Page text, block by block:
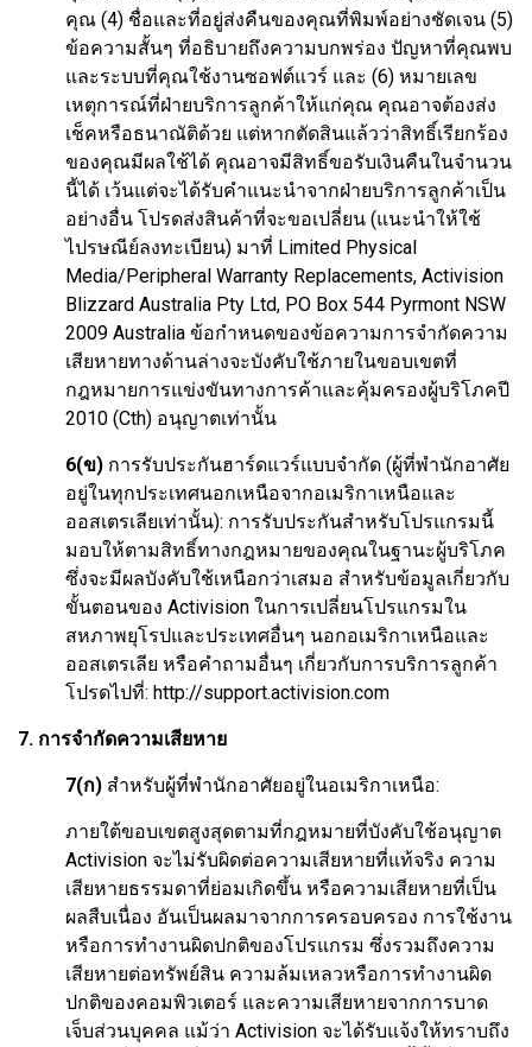
คุณ (4) ชื่อและที่อยู่ส่งคืนของคุณที่พิมพ์อย่างชัดเจน (5)
ข้อความสั้นๆ ที่อธิบายถึงความบกพร่อง ปัญหาที่คุณพบ
และระบบที่คุณใช้งานซอฟต์แวร์ และ (6) หมายเลข
เหตุการณ์ที่ฝ่ายบริการลูกค้าให้แก่คุณ คุณอาจต้องส่ง
เช็คหรือธนาณัติด้วย แต่หากตัดสินแล้วว่าสิทธิ์เรียกร้อง
ของคุณมีผลใช้ได้ คุณอาจมีสิทธิ์ขอรับเงินคืนในจำนวน
นี้ได้ เว้นแต่จะได้รับคำแนะนำจากฝ่ายบริการลูกค้าเป็น
อย่างอื่น โปรดส่งสินค้าที่จะขอเปลี่ยน (แนะนำให้ใช้
ไปรษณีย์ลงทะเบียน) มาที่ Limited Physical
Media/Peripheral Warranty Replacements, Activision
Blizzard Australia Pty Ltd, PO Box 544 Pyrmont NSW
2009 Australia ข้อกำหนดของข้อความการจำกัดความ
เสียหายทางด้านล่างจะบังคับใช้ภายในขอบเขตที่
กฎหมายการแข่งขันทางการค้าและคุ้มครองผู้บริโภคปี
2010 (Cth) อนุญาตเท่านั้น
6(ข) การรับประกันฮาร์ดแวร์แบบจำกัด (ผู้ที่พำนักอาศัย
อยู่ในทุกประเทศนอกเหนือจากอเมริกาเหนือและ
ออสเตรเลียเท่านั้น): การรับประกันสำหรับโปรแกรมนี้
มอบให้ตามสิทธิ์ทางกฎหมายของคุณในฐานะผู้บริโภค
ซึ่งจะมีผลบังคับใช้เหนือกว่าเสมอ สำหรับข้อมูลเกี่ยวกับ
ขั้นตอนของ Activision ในการเปลี่ยนโปรแกรมใน
สหภาพยุโรปและประเทศอื่นๆ นอกอเมริกาเหนือและ
ออสเตรเลีย หรือคำถามอื่นๆ เกี่ยวกับการบริการลูกค้า
โปรดไปที่: http://support.activision.com
7. การจำกัดความเสียหาย
7(ก) สำหรับผู้ที่พำนักอาศัยอยู่ในอเมริกาเหนือ:
ภายใต้ขอบเขตสูงสุดตามที่กฎหมายที่บังคับใช้อนุญาต
Activision จะไม่รับผิดต่อความเสียหายที่แท้จริง ความ
เสียหายธรรมดาที่ย่อมเกิดขึ้น หรือความเสียหายที่เป็น
ผลสืบเนื่อง อันเป็นผลมาจากการครอบครอง การใช้งาน
หรือการทำงานผิดปกติของโปรแกรม ซึ่งรวมถึงความ
เสียหายต่อทรัพย์สิน ความล้มเหลวหรือการทำงานผิด
ปกติของคอมพิวเตอร์ และความเสียหายจากการบาด
เจ็บส่วนบุคคล แม้ว่า Activision จะได้รับแจ้งให้ทราบถึง